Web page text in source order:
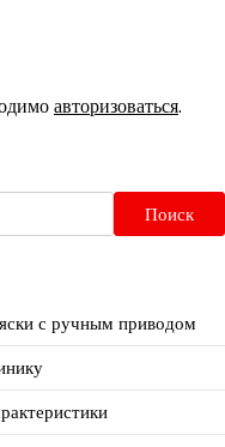
авторизоваться.
Поиск
с ручным приводом